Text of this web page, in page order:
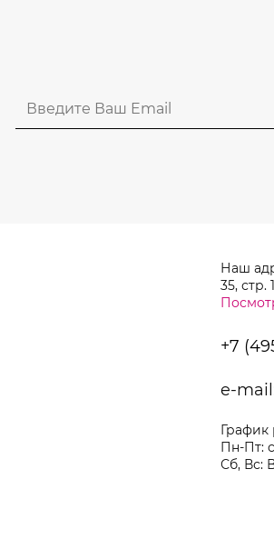
товара.
Наш
35, стр.
+7
e-
График
Пн-Пт:
Сб, Вс: